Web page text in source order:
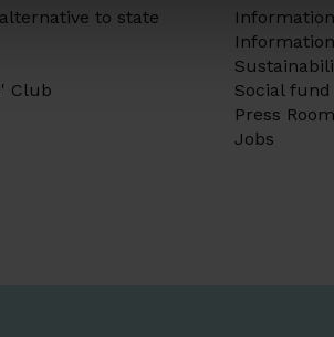
to state
Club
Social fund
Press Room
Jobs